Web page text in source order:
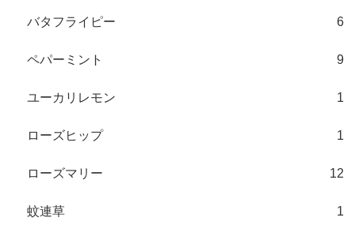
バタフライピー 6
ペパーミント 9
ユーカリレモン 1
ローズヒップ 1
ローズマリー 12
蚊連草 1